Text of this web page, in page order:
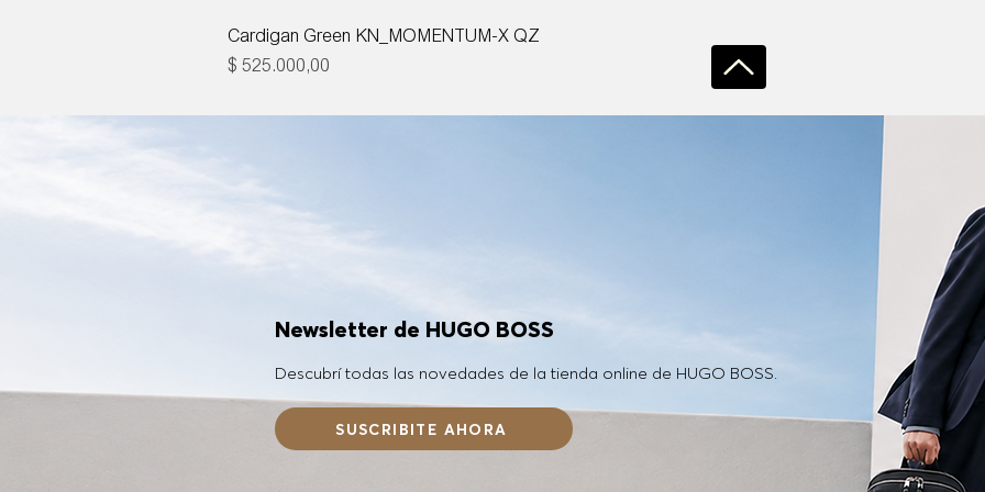
Cardigan Green KN_MOMENTUM-X QZ
Precio
$ 525.000,00
Newsletter de HUGO BOSS
Descubrí todas las novedades de la tienda online de HUGO BOSS.
SUSCRIBITE AHORA